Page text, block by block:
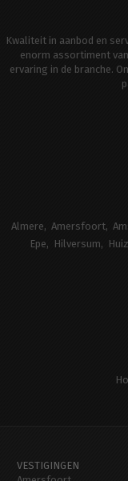
Kwaliteit in aanbod en
enorm assortiment
ervaring in de branche.
Almere
Amersfoort
Epe
Hilversum
VESTIGINGEN